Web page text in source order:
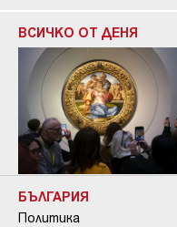
ВСИЧКО ОТ ДЕНЯ
БЪЛГАРИЯ
Политика